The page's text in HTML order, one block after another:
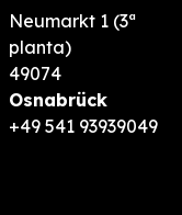
Neumarkt 1 (3ª
planta)
49074
Osnabrück
+49 541 93939049